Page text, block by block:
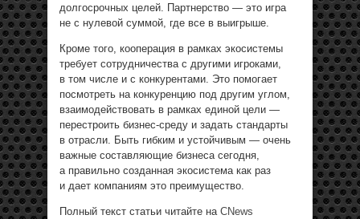
долгосрочных целей. Партнерство — это игра
не с нулевой суммой, где все в выигрыше.
Кроме того, кооперация в рамках экосистемы
требует сотрудничества с другими игроками,
в том числе и с конкурентами. Это помогает
посмотреть на конкуренцию под другим углом,
взаимодействовать в рамках единой цели —
перестроить бизнес-среду и задать стандарты
в отрасли. Быть гибким и устойчивым — очень
важные составляющие бизнеса сегодня,
а правильно созданная экосистема как раз
и дает компаниям это преимущество.
Полный текст статьи читайте на CNews